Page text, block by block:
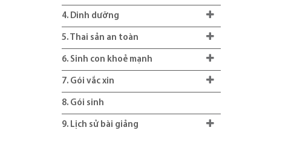
4. Dinh dưỡng
5. Thai sản an toàn
6. Sinh con khoẻ mạnh
7. Gói vắc xin
8. Gói sinh
9. Lịch sử bài giảng